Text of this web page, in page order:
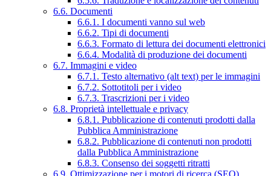
6.6. Documenti
6.6.1. I documenti vanno sul web
6.6.2. Tipi di documenti
6.6.3. Formato di lettura dei documenti elettronici
6.6.4. Modalità di produzione dei documenti
6.7. Immagini e video
6.7.1. Testo alternativo (alt text) per le immagini
6.7.2. Sottotitoli per i video
6.7.3. Trascrizioni per i video
6.8. Proprietà intellettuale e privacy
6.8.1. Pubblicazione di contenuti prodotti dalla
Pubblica Amministrazione
6.8.2. Pubblicazione di contenuti non prodotti
dalla Pubblica Amministrazione
6.8.3. Consenso dei soggetti ritratti
6.9. Ottimizzazione per i motori di ricerca (SEO)